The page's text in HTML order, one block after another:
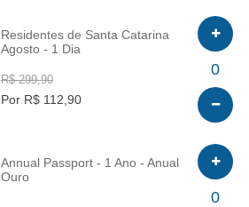
Residentes de Santa Catarina
Agosto - 1 Dia
R$ 299,90
Por R$ 112,90
0
Annual Passport - 1 Ano - Anual
Ouro
0